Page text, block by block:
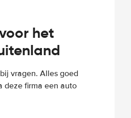
het
vragen. Alles goed
deze firma een auto